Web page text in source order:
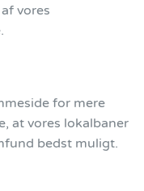
vores
for mere
at vores lokalbaner
bedst muligt.